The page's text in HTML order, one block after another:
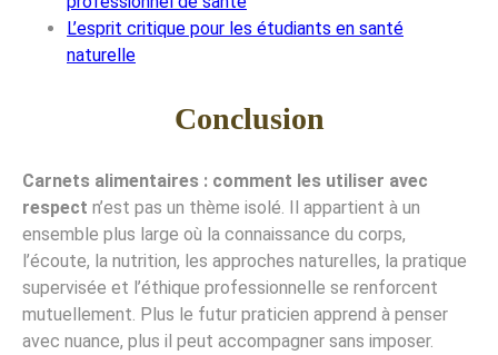
L’esprit critique pour les étudiants en santé
naturelle
Conclusion
Carnets alimentaires : comment les utiliser avec
respect n’est pas un thème isolé. Il appartient à un
ensemble plus large où la connaissance du corps,
l’écoute, la nutrition, les approches naturelles, la pratique
supervisée et l’éthique professionnelle se renforcent
mutuellement. Plus le futur praticien apprend à penser
avec nuance, plus il peut accompagner sans imposer.